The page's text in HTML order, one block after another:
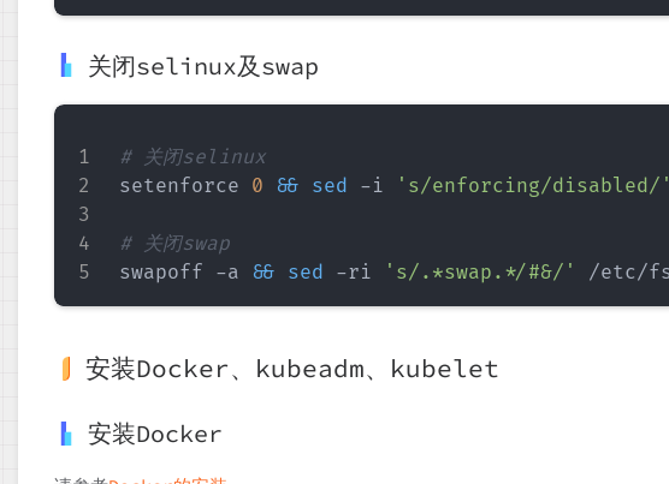
关闭selinux及swap
# 关闭selinux
setenforce 0 && sed -i 's/enforcing/disabled/'
# 关闭swap
swapoff -a && sed -ri 's/.*swap.*/#&/'
安装Docker、kubeadm、kubelet
安装Docker